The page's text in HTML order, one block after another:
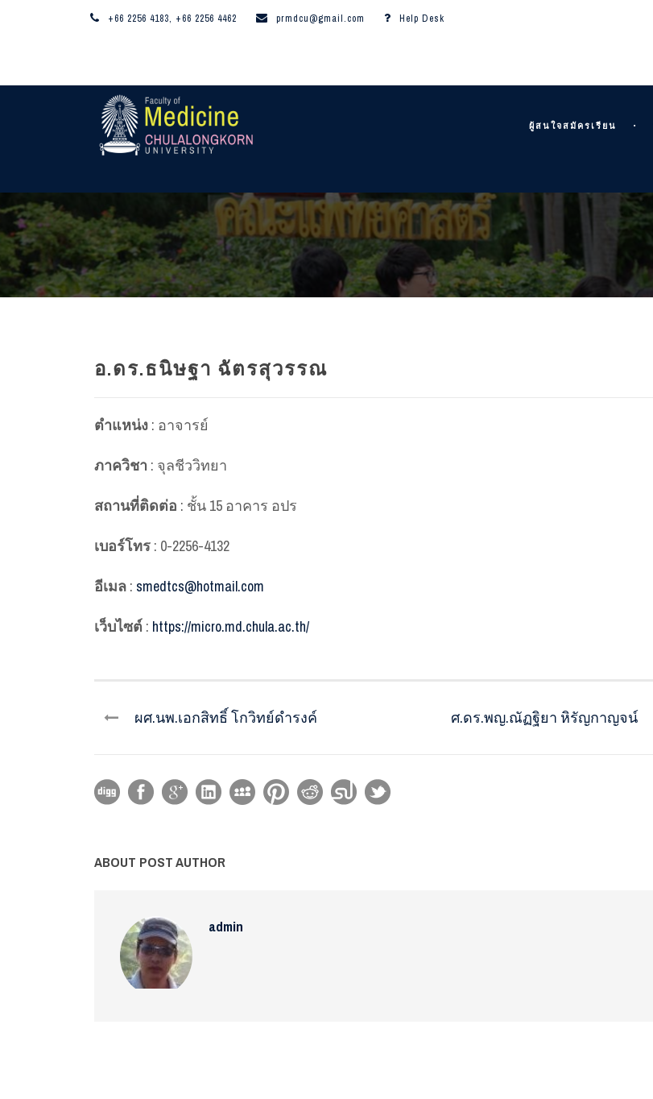
+66 2256 4183, +66 2256 4462 prmdcu@gmail.com Help Desk
ผู้สนใจสมัครเรียน
อ.ดร.ธนิษฐา ฉัตรสุวรรณ
ตำแหน่ง : อาจารย์
ภาควิชา : จุลชีววิทยา
สถานที่ติดต่อ : ชั้น 15 อาคาร อปร
เบอร์โทร : 0-2256-4132
อีเมล : smedtcs@hotmail.com
เว็บไซต์ : https://micro.md.chula.ac.th/
ผศ.นพ.เอกสิทธิ์ โกวิทย์ดำรงค์ ศ.ดร.พญ.ณัฏฐิยา หิรัญกาญจน์
ABOUT POST AUTHOR
admin